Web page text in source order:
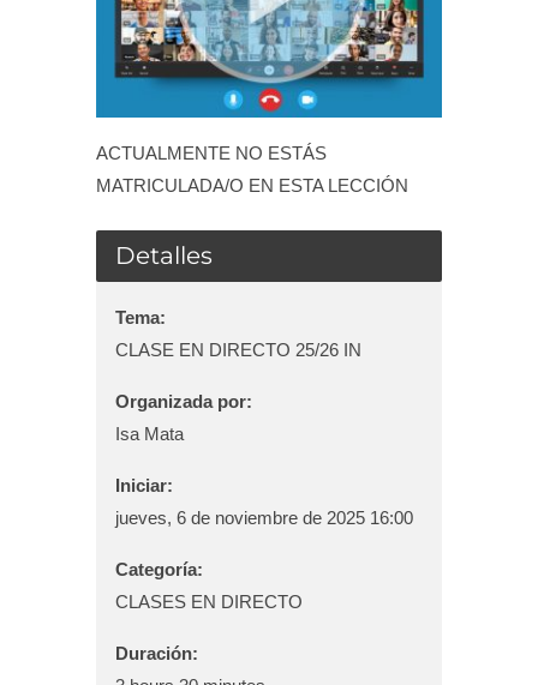
Campus Virtual
ACTUALMENTE NO ESTÁS
MATRICULADA/O EN ESTA LECCIÓN
Detalles
Tema:
CLASE EN DIRECTO 25/26 IN
Organizada por:
Isa Mata
Iniciar:
jueves, 6 de noviembre de 2025 16:00
Categoría:
CLASES EN DIRECTO
Duración: